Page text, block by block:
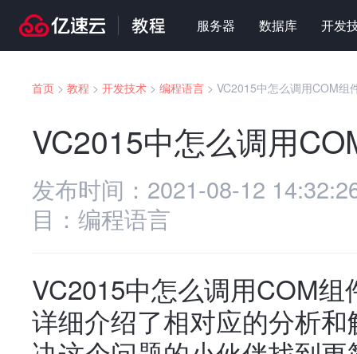
服务器 数据库 开发
首页 > 教程 > 开发技术 > 编程语言 > VC2015中怎么调用COM组
VC2015中怎么调用
发布时间： 2021-08-12
目： 编程语言
VC2015中怎么调用COM
详细介绍了相对应的分析